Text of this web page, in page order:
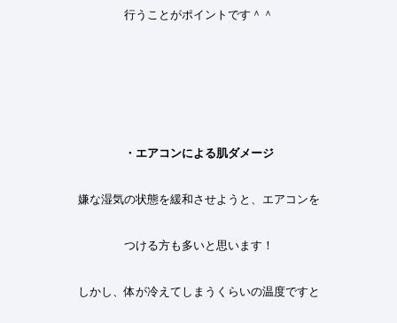
行うことがポイントです＾＾
・エアコンによる肌ダメージ
嫌な湿気の状態を緩和させようと、エアコンを
つける方も多いと思います！
しかし、体が冷えてしまうくらいの温度ですと